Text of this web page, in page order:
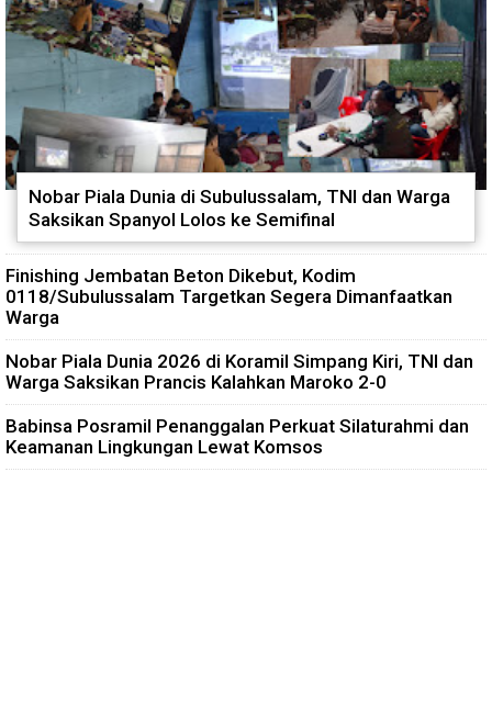
Nobar Piala Dunia di Subulussalam, TNI dan Warga
Saksikan Spanyol Lolos ke Semifinal
Finishing Jembatan Beton Dikebut, Kodim
0118/Subulussalam Targetkan Segera Dimanfaatkan
Warga
Nobar Piala Dunia 2026 di Koramil Simpang Kiri, TNI dan
Warga Saksikan Prancis Kalahkan Maroko 2-0
Babinsa Posramil Penanggalan Perkuat Silaturahmi dan
Keamanan Lingkungan Lewat Komsos